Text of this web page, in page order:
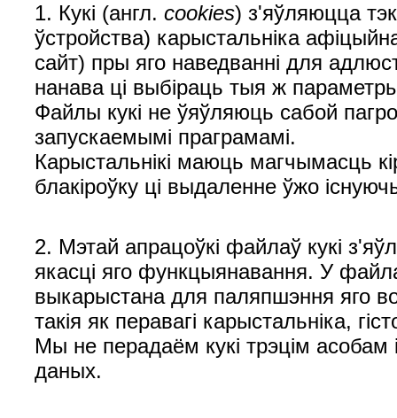
1. Кукі (англ. cookies) з'яўляюцца
ўстройства) карыстальніка
сайт) пры яго наведванні для
нанава ці выбіраць тыя ж
Файлы кукі не ўяўляюць сабой
запускаемымі праграмамі.
Карыстальнікі маюць магчымасць
блакіроўку ці выдаленне ўжо
2. Мэтай апрацоўкі файлаў кукі
якасці яго функцыянавання. У
выкарыстана для паляпшэння яго
такія як перавагі карыстальніка,
Мы не перадаём кукі трэцім асобам
даных.